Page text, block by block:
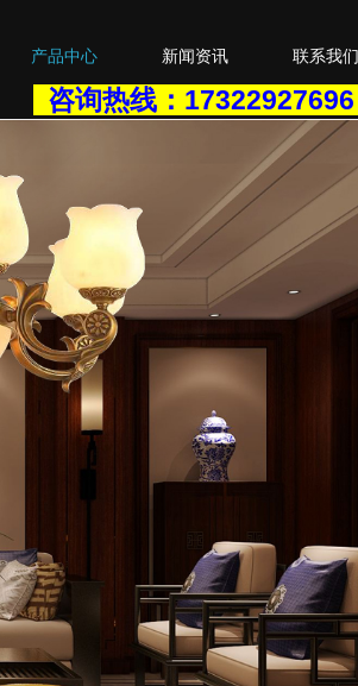
产品中心 新闻资讯 联系我们
咨询热线： 17322927696